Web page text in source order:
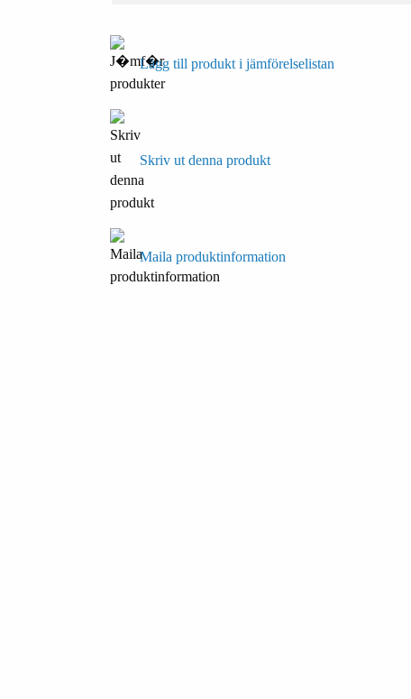
Lägg till produkt i jämförelselistan
Skriv ut denna produkt
Maila produktinformation